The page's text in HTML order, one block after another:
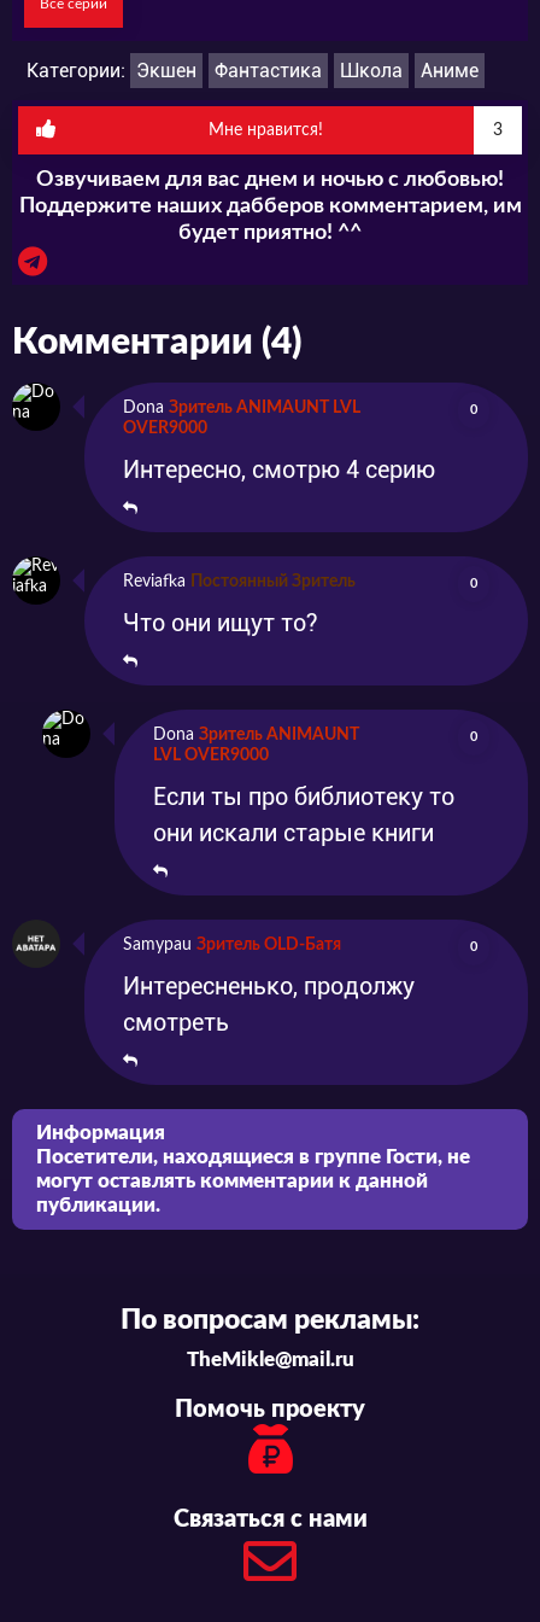
Все серии
Категории: Экшен Фантастика Школа Аниме
Мне нравится! 3
Озвучиваем для вас днем и ночью с любовью!
Поддержите наших дабберов комментарием, им
будет приятно! ^^
Комментарии (4)
Dona Зритель ANIMAUNT LVL
OVER9000
0
Интересно, смотрю 4 серию
Reviafka Постоянный Зритель 0
Что они ищут то?
Dona Зритель ANIMAUNT
LVL OVER9000
0
Если ты про библиотеку то
они искали старые книги
Samypau Зритель OLD-Батя 0
Интересненько, продолжу
смотреть
Информация
Посетители, находящиеся в группе Гости, не
могут оставлять комментарии к данной
публикации.
По вопросам рекламы:
TheMikle@mail.ru
Помочь проекту
Связаться с нами